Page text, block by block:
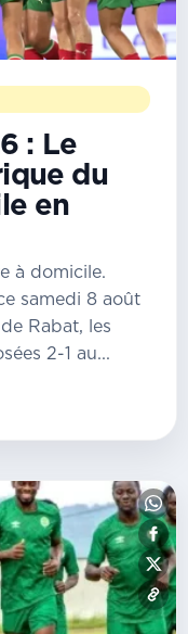
: Le
du
en
à domicile.
samedi 8 août
Rabat, les
2-1 au...